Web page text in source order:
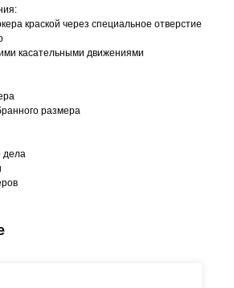
краской через специальное отверстие
касательными движениями
размера
дела